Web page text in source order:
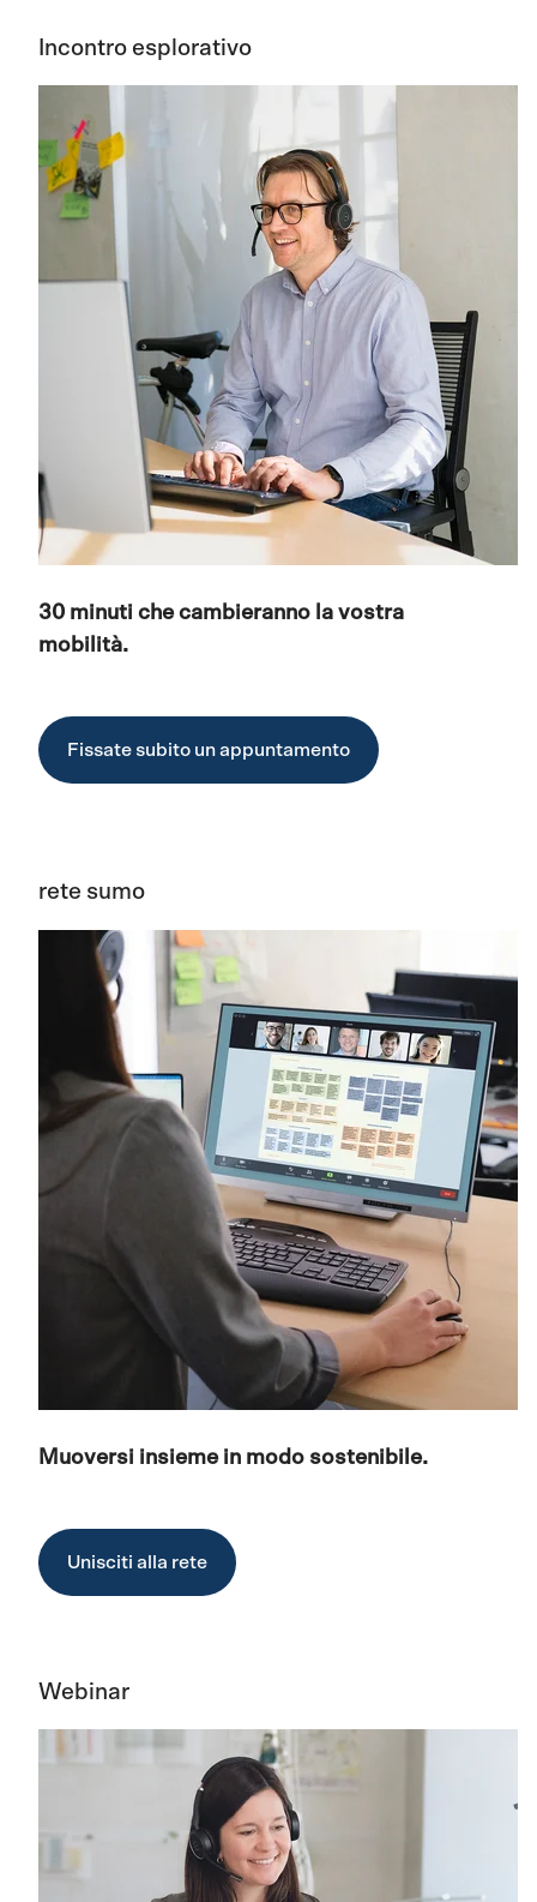
Incontro esplorativo
30 minuti che cambieranno la vostra
mobilità.
Fissate subito un appuntamento
rete sumo
Muoversi insieme in modo sostenibile.
Unisciti alla rete
Webinar